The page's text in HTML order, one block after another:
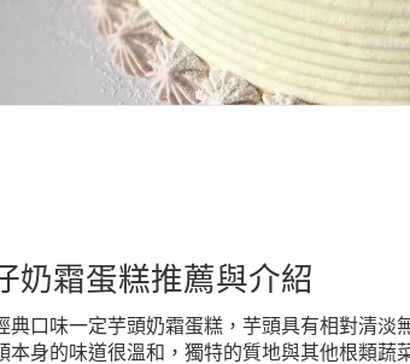
奶霜蛋糕推薦與介紹
典口味一定芋頭奶霜蛋糕，芋頭具有相對清淡
本身的味道很溫和，獨特的質地與其他根類蔬